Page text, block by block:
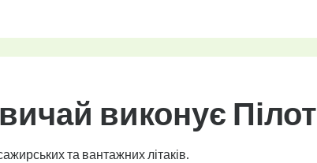
виконує Пілот
та вантажних літаків.